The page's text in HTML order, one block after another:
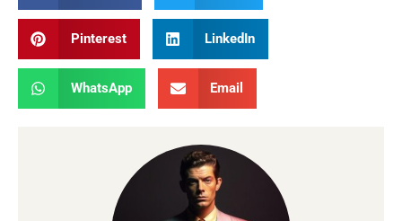
Pinterest LinkedIn
WhatsApp Email